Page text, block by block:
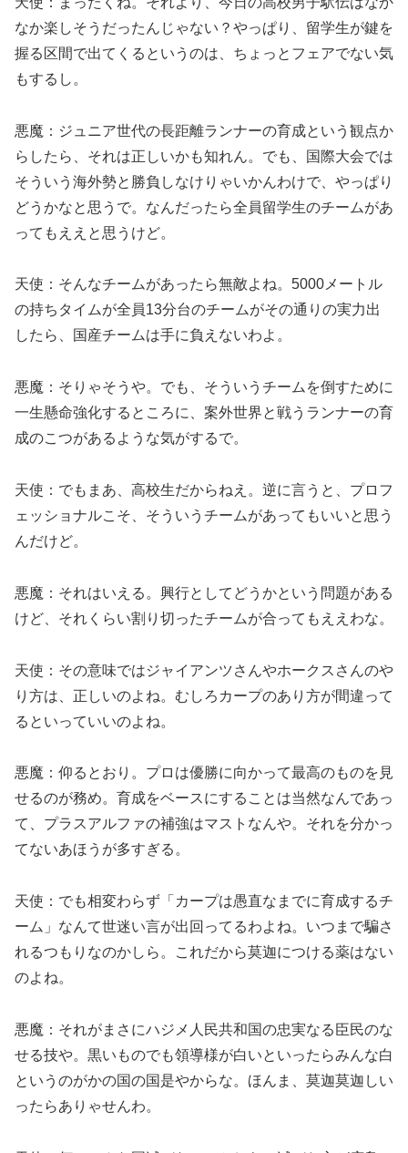
なか楽しそうだったんじゃない？やっぱり、留学生が鍵を
握る区間で出てくるというのは、ちょっとフェアでない気
もするし。
悪魔：ジュニア世代の長距離ランナーの育成という観点か
らしたら、それは正しいかも知れん。でも、国際大会では
そういう海外勢と勝負しなけりゃいかんわけで、やっぱり
どうかなと思うで。なんだったら全員留学生のチームがあ
ってもええと思うけど。
天使：そんなチームがあったら無敵よね。5000メートル
の持ちタイムが全員13分台のチームがその通りの実力出
したら、国産チームは手に負えないわよ。
悪魔：そりゃそうや。でも、そういうチームを倒すために
一生懸命強化するところに、案外世界と戦うランナーの育
成のこつがあるような気がするで。
天使：でもまあ、高校生だからねえ。逆に言うと、プロフ
ェッショナルこそ、そういうチームがあってもいいと思う
んだけど。
悪魔：それはいえる。興行としてどうかという問題がある
けど、それくらい割り切ったチームが合ってもええわな。
天使：その意味ではジャイアンツさんやホークスさんのや
り方は、正しいのよね。むしろカープのあり方が間違って
るといっていいのよね。
悪魔：仰るとおり。プロは優勝に向かって最高のものを見
せるのが務め。育成をベースにすることは当然なんであっ
て、プラスアルファの補強はマストなんや。それを分かっ
てないあほうが多すぎる。
天使：でも相変わらず「カープは愚直なまでに育成するチ
ーム」なんて世迷い言が出回ってるわよね。いつまで騙さ
れるつもりなのかしら。これだから莫迦につける薬はない
のよね。
悪魔：それがまさにハジメ人民共和国の忠実なる臣民のな
せる技や。黒いものでも領導様が白いといったらみんな白
というのがかの国の国是やからな。ほんま、莫迦莫迦しい
ったらありゃせんわ。